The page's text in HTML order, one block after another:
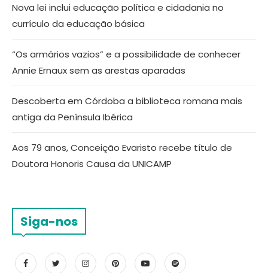
Nova lei inclui educação política e cidadania no
currículo da educação básica
“Os armários vazios” e a possibilidade de conhecer
Annie Ernaux sem as arestas aparadas
Descoberta em Córdoba a biblioteca romana mais
antiga da Península Ibérica
Aos 79 anos, Conceição Evaristo recebe título de
Doutora Honoris Causa da UNICAMP
Siga-nos